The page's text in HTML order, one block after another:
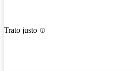
Trato justo